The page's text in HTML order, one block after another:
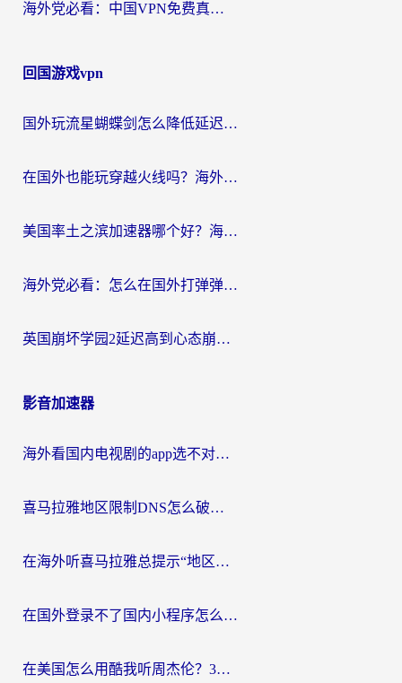
海外党必看：中国VPN免费真的靠谱吗？手把手教你选对回国加速器
回国游戏vpn
国外玩流星蝴蝶剑怎么降低延迟？海外党必看的加速秘籍（含欧洲鸣潮&彩虹岛优化攻略）
在国外也能玩穿越火线吗？海外玩家国服游戏畅玩终极指南
美国率土之滨加速器哪个好？海外党国服游戏畅玩终极指南（附多游戏解决方案）
海外党必看：怎么在国外打弹弹堂不卡？番茄加速器亲测指南
英国崩坏学园2延迟高到心态崩？海外党国服游戏加速终极指南
影音加速器
海外看国内电视剧的app选不对？这份回国加速器避坑指南帮你流畅追剧
喜马拉雅地区限制DNS怎么破？海外党听国内音乐听书的终极解决方案
在海外听喜马拉雅总提示“地区限制”？3步轻松解除+听国内音乐全攻略
在国外登录不了国内小程序怎么办？选对回国加速器，轻松解锁国内资源
在美国怎么用酷我听周杰伦？3步搞定海外听歌难题